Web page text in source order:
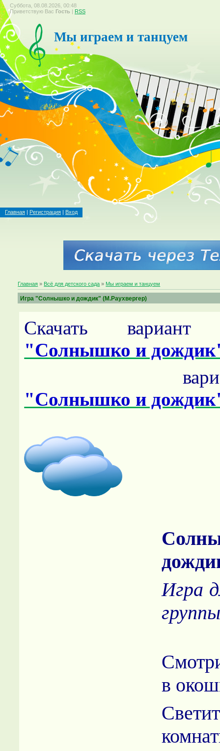
Суббота, 08.08.2026, 00:48
Приветствую Вас Гость | RSS
Мы играем и танцуем
Главная | Регистрация | Вход
Главная » Всё для детского сада » Мы играем и танцуем
Игра "Солнышко и дождик" (М.Раухвергер)
Скачать
"Солнышко и
"Солнышко и
Игра
в